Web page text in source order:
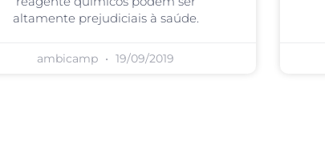
altamente prejudiciais à saúde.
ambicamp 19/09/2019